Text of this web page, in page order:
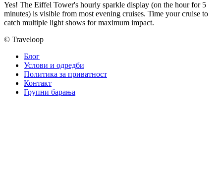
Yes! The Eiffel Tower's hourly sparkle display (on the hour for 5
minutes) is visible from most evening cruises. Time your cruise to
catch multiple light shows for maximum impact.
© Traveloop
Блог
Услови и одредби
Политика за приватност
Контакт
Групни барања